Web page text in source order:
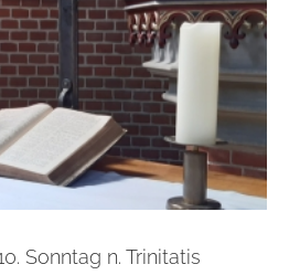
Sonntag n. Trinitatis